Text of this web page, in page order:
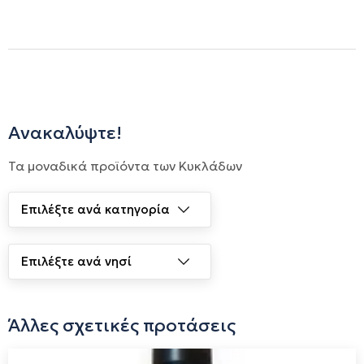
Ανακαλύψτε!
Τα μοναδικά προϊόντα των Κυκλάδων
Άλλες σχετικές προτάσεις